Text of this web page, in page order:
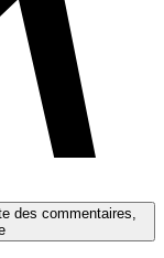
des commentaires,